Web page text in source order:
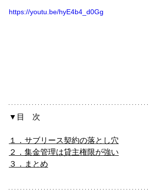
https://youtu.be/hyE4b4_d0Gg
▼目　次
１．サブリース契約の落とし穴
２．集金管理は貸主権限が強い
３．まとめ